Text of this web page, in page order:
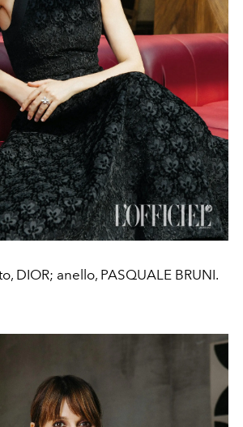
DIOR; anello, PASQUALE BRUNI.